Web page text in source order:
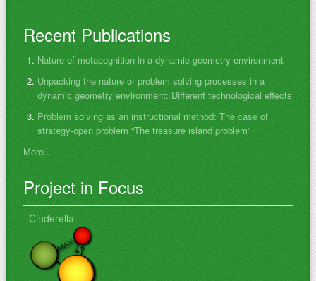
Recent Publications
Nature of metacognition in a dynamic geometry environment
Unpacking the nature of problem solving processes in a
dynamic geometry environment: Different technological effects
Problem solving as an instructional method: The case of
strategy-open problem “The treasure island problem”
More...
Project in Focus
Cinderella